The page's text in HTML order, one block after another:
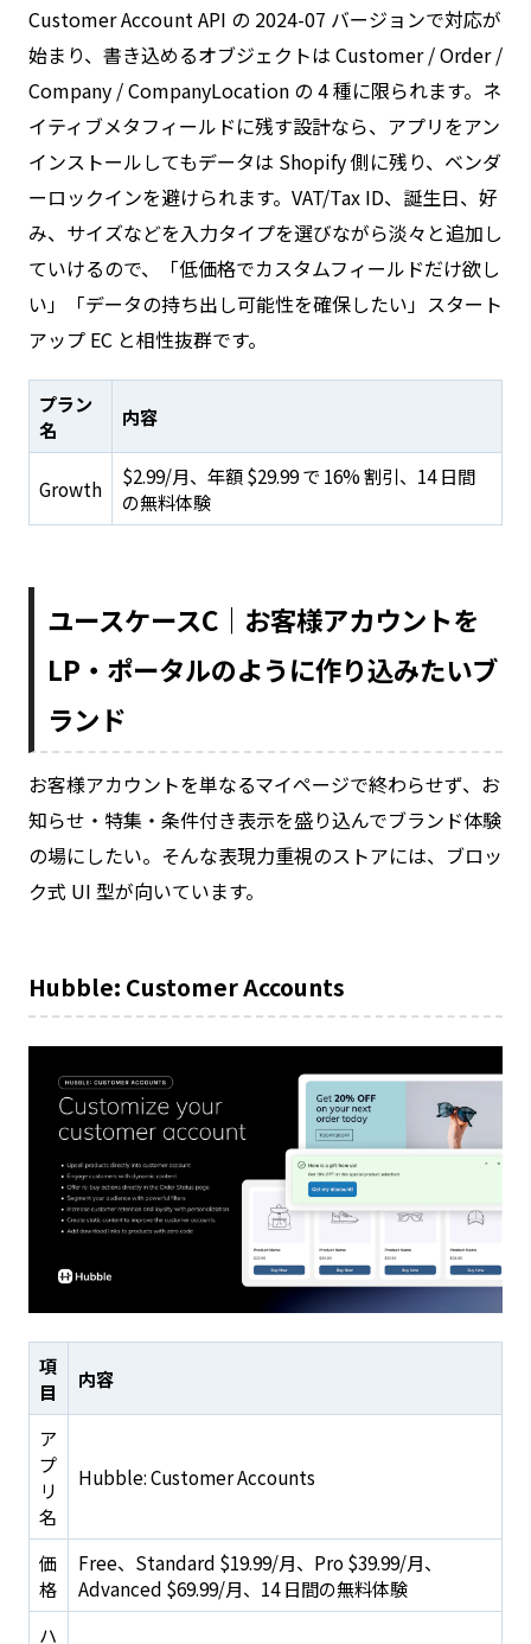
Customer Account API の 2024-07 バージョンで対応が
始まり、書き込めるオブジェクトは Customer / Order /
Company / CompanyLocation の 4 種に限られます。ネ
イティブメタフィールドに残す設計なら、アプリをアン
インストールしてもデータは Shopify 側に残り、ベンダ
ーロックインを避けられます。VAT/Tax ID、誕生日、好
み、サイズなどを入力タイプを選びながら淡々と追加し
ていけるので、「低価格でカスタムフィールドだけ欲し
い」「データの持ち出し可能性を確保したい」スタート
アップ EC と相性抜群です。
プラン
名
内容
Growth
$2.99/月、年額 $29.99 で 16% 割引、14 日間
の無料体験
ユースケースC｜お客様アカウントを
LP・ポータルのように作り込みたいブ
ランド
お客様アカウントを単なるマイページで終わらせず、お
知らせ・特集・条件付き表示を盛り込んでブランド体験
の場にしたい。そんな表現力重視のストアには、ブロッ
ク式 UI 型が向いています。
Hubble: Customer Accounts
項
目
内容
ア
プ
リ
名
Hubble: Customer Accounts
価
格
Free、Standard $19.99/月、Pro $39.99/月、
Advanced $69.99/月、14 日間の無料体験
ハ